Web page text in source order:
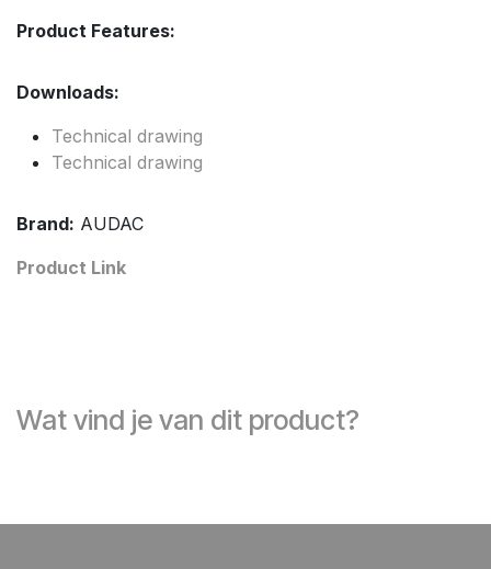
Product Features:
Downloads:
Technical drawing
Technical drawing
Brand: AUDAC
Product Link
Wat vind je van dit product?